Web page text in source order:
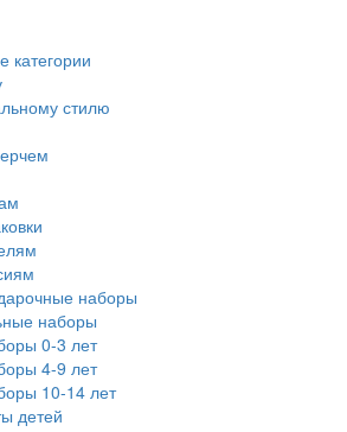
категории
стилю
наборы
наборы
0-3 лет
4-9 лет
10-14 лет
детей